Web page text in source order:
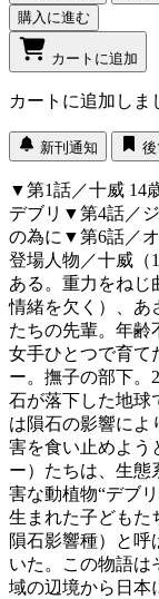
購入に進む
カートに追加
カートに追加しま
新刊通知 後
▼第1話／十威 14
デブリ▼第4話／
の為に▼第6話／
登場人物／十威（
ある。重力をねじ
情緒を欠く）、あ
たちの先輩。年齢
女手ひとつで育て
ー。撫子の部下。
石が落下した地球
は隕石の影響によ
害を食い止めよう
ー）たちは、生態
害な動植物“デブ
生まれた子どもた
隕石影響種）と呼
いた。この物語は
域の辺境から日本